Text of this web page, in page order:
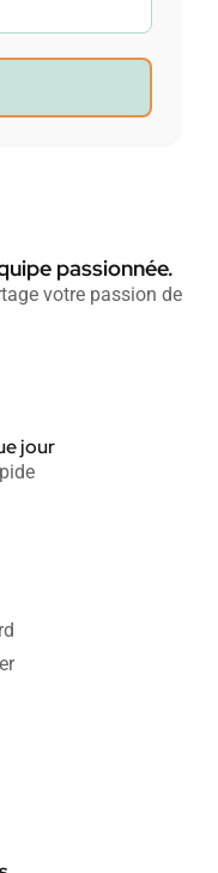
passionnée.
votre passion de
jour